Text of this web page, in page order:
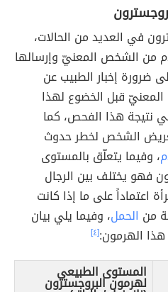
في العديد من الحالات،
دم من الشخص المعنيّ وإرسالها
ضرورة إخبار الطبيب عن
المعنيّ قبل الخضوع لهذا
نتيجة هذا الفحص، كما
الشخص لخطر حدوث
، وفيما يتعلّق بالمستوى
فهو يختلف بين الرجال
اعتماداً على ما إذا كانت
من الحمل، وفيما يلي بيان
الهرمون:[٤]
المستوى الطبيعي
لهرمون البروجسترون